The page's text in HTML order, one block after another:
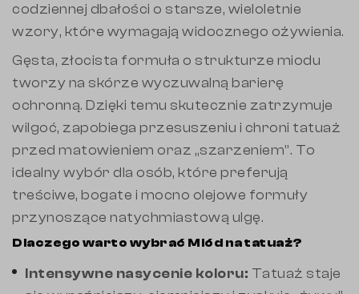
codziennej dbałości o starsze, wieloletnie
wzory, które wymagają widocznego ożywienia.
Gęsta, złocista formuła o strukturze miodu
tworzy na skórze wyczuwalną barierę
ochronną. Dzięki temu skutecznie zatrzymuje
wilgoć, zapobiega przesuszeniu i chroni tatuaż
przed matowieniem oraz „szarzeniem”. To
idealny wybór dla osób, które preferują
treściwe, bogate i mocno olejowe formuły
przynoszące natychmiastową ulgę.
Dlaczego warto wybrać Miód na tatuaż?
Intensywne nasycenie koloru: Tatuaż staje